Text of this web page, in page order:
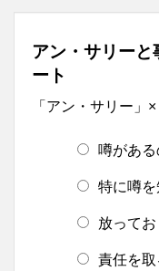
アン・サリー
ート
「アン・サリー」
噂があ
特に噂
放って
責任を